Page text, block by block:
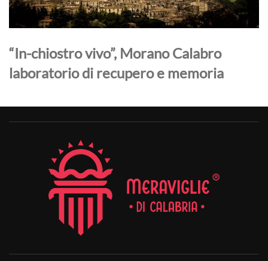
“In-chiostro vivo”, Morano Calabro
laboratorio di recupero e memoria